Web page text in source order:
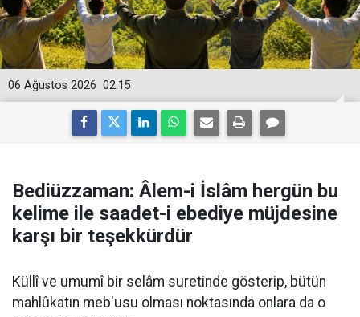
02:15
06 Ağustos 2026
Bediüzzaman: Âlem-i İslâm hergün bu
kelime ile saadet-i ebediye müjdesine
karşı bir teşekkürdür
Küllî ve umumî bir selâm suretinde gösterip, bütün
mahlûkatın meb'usu olması noktasında onlara da o